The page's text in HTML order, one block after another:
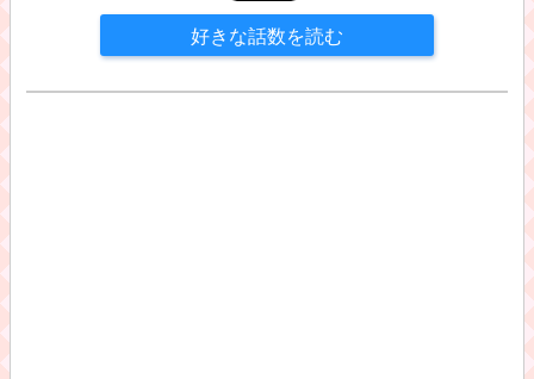
好きな話数を読む